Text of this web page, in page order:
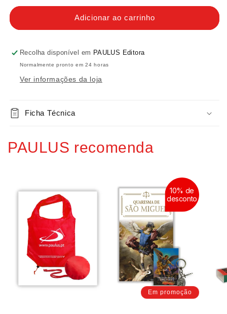
quantidade
O
do
quantidade
de
O
do
Adicionar ao carrinho
Recolha disponível em PAULUS Editora
Normalmente pronto em 24 horas
Ver informações da loja
Ficha Técnica
PAULUS recomenda
Em promoção
10% de
desconto